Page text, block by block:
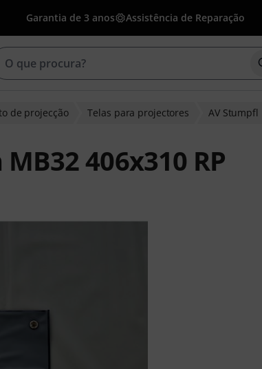
Garantia de 3 anos Assistência de Reparação
de projecção Telas para projectores AV Stumpfl
406x310 RP